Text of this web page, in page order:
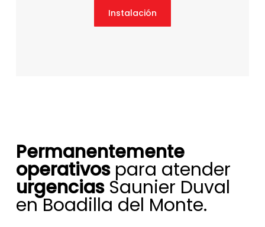
Instalación
Permanentemente
operativospara atender
urgenciasSaunier Duval
en Boadilla del Monte.